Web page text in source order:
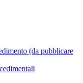
(da pubblicare